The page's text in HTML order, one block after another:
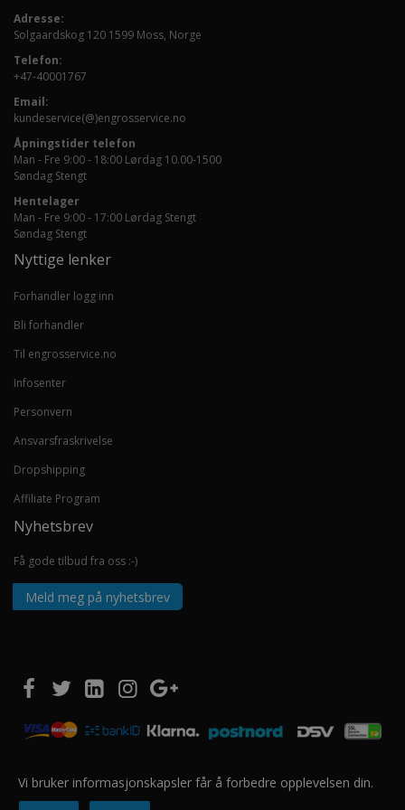
Vi bruker informasjonskapsler får å forbedre opplevelsen din.
Adresse:
Solgaardskog 120 1599 Moss, Norge
Telefon:
+47-40001767
Email:
kundeservice(@)engrosservice.no
Åpningstider telefon
Man - Fre 9:00 - 18:00 Lørdag 10.00-1500
Søndag Stengt
Hentelager
Man - Fre 9:00 - 17:00 Lørdag Stengt
Søndag Stengt
Nyttige lenker
Forhandler logg inn
Bli forhandler
Til engrosservice.no
Infosenter
Personvern
Ansvarsfraskrivelse
Dropshipping
Affiliate Program
Nyhetsbrev
Få gode tilbud fra oss :-)
Meld meg på nyhetsbrev
Copyright © 2020 EUROSHOPPER GROUP AS. Alle rettigheter forbeholdt.